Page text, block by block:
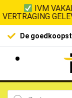
IVM
VERTRAGING
De